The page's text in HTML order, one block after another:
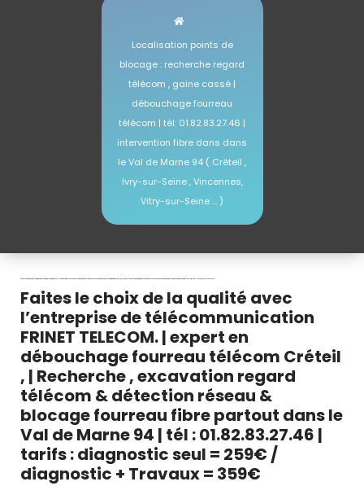
Localisation points de
blocage : recherche regard
télécom , gaine cassé |
débouchage fourreau
télécom | tél: 01.82.83.27.46 |
intervention fibre dans dans
le Val de Marne 94 ( Créteil ,
Ivry-sur-Seine , Vincennes,
Vitry-sur-Seine … )
Faites le choix de la qualité avec
l’entreprise de télécommunication
FRINET TELECOM. | expert en
débouchage fourreau télécom Créteil
, | Recherche , excavation regard
télécom & détection réseau &
blocage fourreau fibre partout dans le
Val de Marne 94 | tél : 01.82.83.27.46 |
tarifs : diagnostic seul = 259€ /
diagnostic + Travaux = 359€